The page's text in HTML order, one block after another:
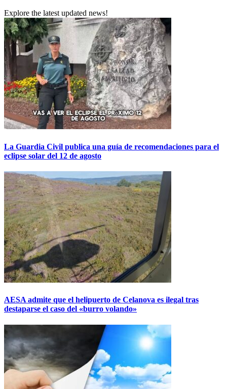
Explore the latest updated news!
La Guardia Civil publica una guía de recomendaciones para el
eclipse solar del 12 de agosto
AESA admite que el helipuerto de Celanova es ilegal tras
destaparse el caso del «burro volando»